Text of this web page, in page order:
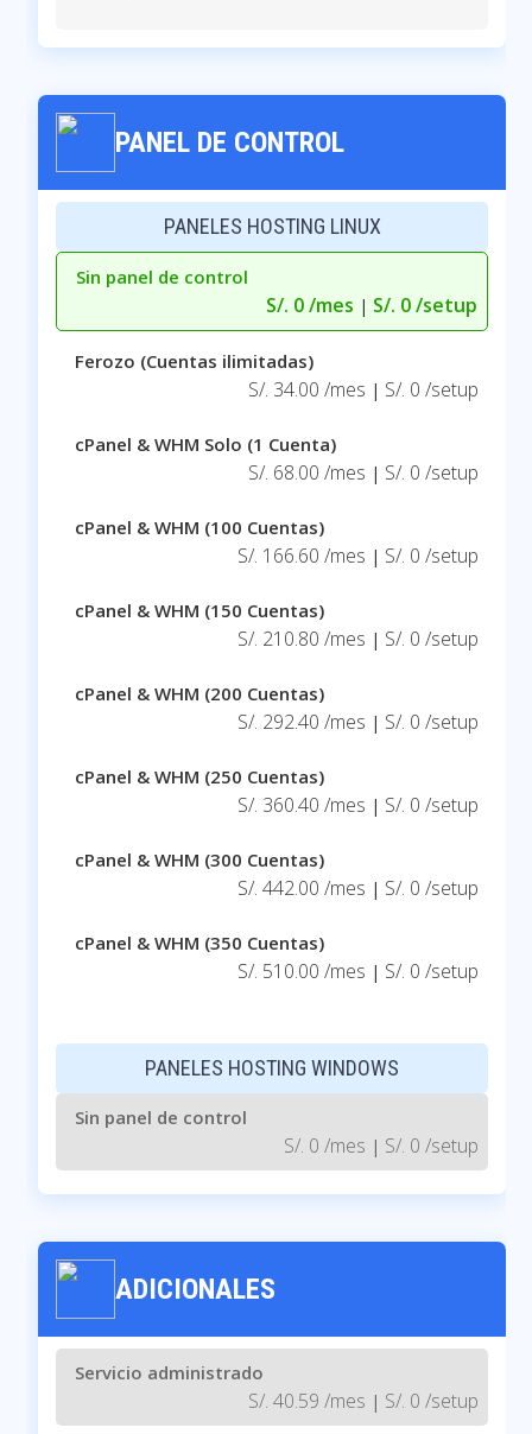
PANEL DE CONTROL
PANELES HOSTING LINUX
Sin panel de control
S/. 0 /mes | S/. 0 /setup
Ferozo (Cuentas ilimitadas)
S/. 34.00 /mes | S/. 0 /setup
cPanel & WHM Solo (1 Cuenta)
S/. 68.00 /mes | S/. 0 /setup
cPanel & WHM (100 Cuentas)
S/. 166.60 /mes | S/. 0 /setup
cPanel & WHM (150 Cuentas)
S/. 210.80 /mes | S/. 0 /setup
cPanel & WHM (200 Cuentas)
S/. 292.40 /mes | S/. 0 /setup
cPanel & WHM (250 Cuentas)
S/. 360.40 /mes | S/. 0 /setup
cPanel & WHM (300 Cuentas)
S/. 442.00 /mes | S/. 0 /setup
cPanel & WHM (350 Cuentas)
S/. 510.00 /mes | S/. 0 /setup
PANELES HOSTING WINDOWS
Sin panel de control
S/. 0 /mes | S/. 0 /setup
ADICIONALES
Servicio administrado
S/. 40.59 /mes | S/. 0 /setup